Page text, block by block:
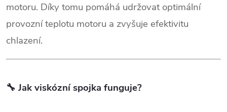
motoru. Díky tomu pomáhá udržovat optimální
provozní teplotu motoru a zvyšuje efektivitu
chlazení.
🔧 Jak viskózní spojka funguje?